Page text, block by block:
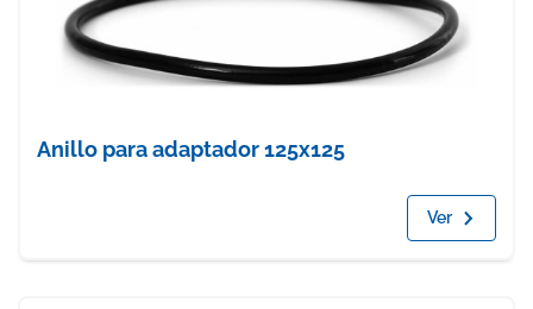
Anillo para adaptador 125x125
Ver